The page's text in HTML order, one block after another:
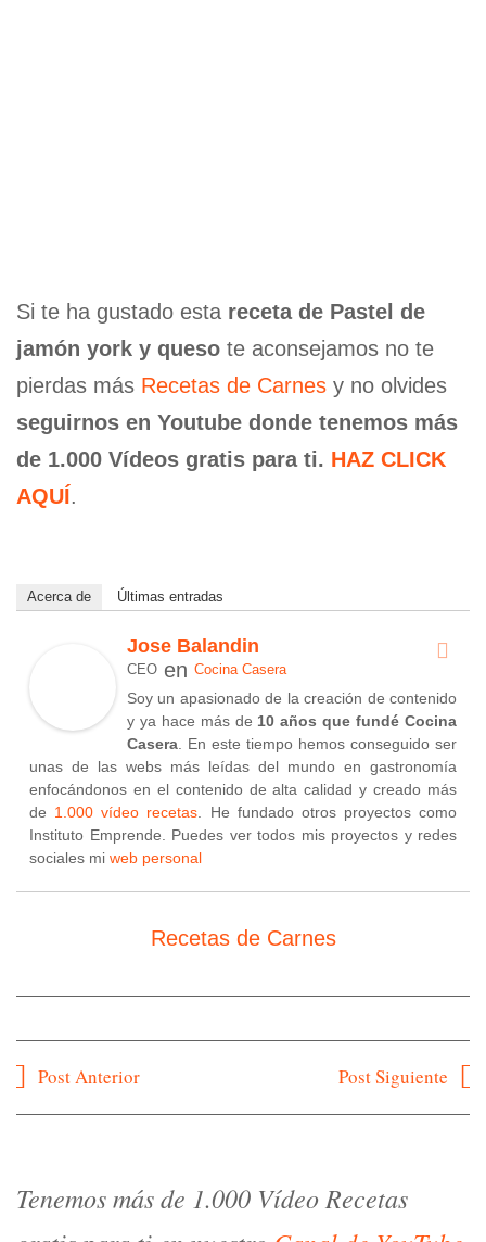
Si te ha gustado esta receta de Pastel de
jamón york y queso te aconsejamos no te
pierdas más Recetas de Carnes y no olvides
seguirnos en Youtube donde tenemos más
de 1.000 Vídeos gratis para ti. HAZ CLICK
AQUÍ.
Acerca de Últimas entradas
Jose Balandin
CEO en Cocina Casera
Soy un apasionado de la creación de contenido
y ya hace más de 10 años que fundé Cocina
Casera . En este tiempo hemos conseguido ser
unas de las webs más leídas del mundo en gastronomía
enfocándonos en el contenido de alta calidad y creado más
de 1.000 vídeo recetas . He fundado otros proyectos como
Instituto Emprende. Puedes ver todos mis proyectos y redes
sociales mi web personal
Recetas de Carnes
Navegación
Post Anterior Post Siguiente
Tenemos más de 1.000 Vídeo Recetas